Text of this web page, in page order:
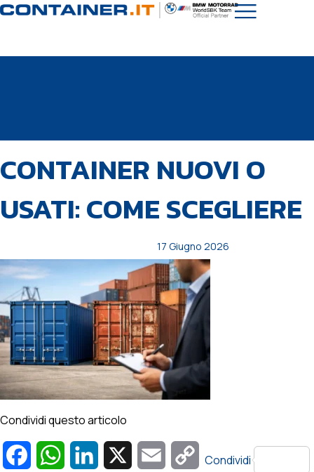
IN:
CONTAINER NUOVI O
USATI: COME SCEGLIERE
il:
17 Giugno 2026
Condividi questo articolo
FacebookWhatsAppLinkedIn Email
Copy
Condividi